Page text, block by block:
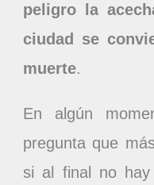
peligro la
ciudad se
muerte.
En algún
pregunta que
si al final no hay